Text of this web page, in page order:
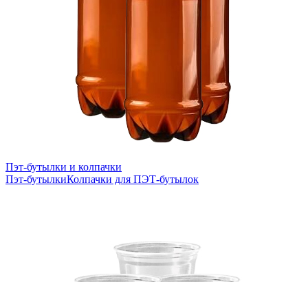
Пэт-бутылки и колпачки
Пэт-бутылкиКолпачки для ПЭТ-бутылок